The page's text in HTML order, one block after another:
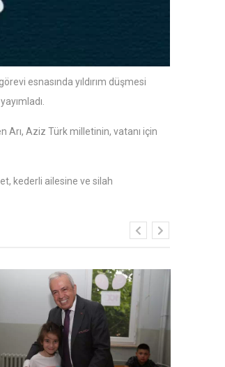
esnasında yıldırım düşmesi
Arı, Aziz Türk milletinin, vatanı için
kederli ailesine ve silah